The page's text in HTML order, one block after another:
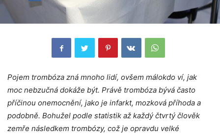
Pojem trombóza zná mnoho lidí, ovšem málokdo ví, jak
moc nebzučná dokáže být. Právě trombóza bývá často
příčinou onemocnění, jako je infarkt, mozková příhoda a
podobně. Bohužel podle statistik až každý čtvrtý člověk
zemře následkem trombózy, což je opravdu velké